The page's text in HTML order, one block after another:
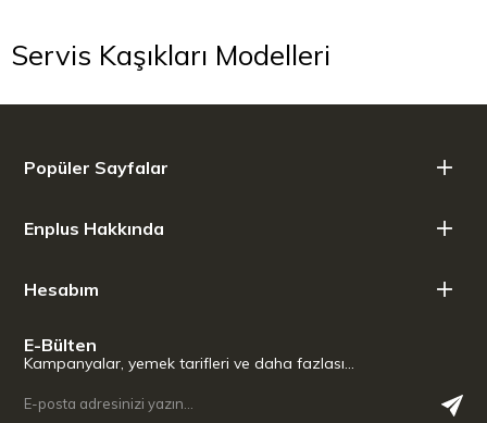
Servis Kaşıkları Modelleri
Popüler Sayfalar
Enplus Hakkında
Hesabım
E-Bülten
Kampanyalar, yemek tarifleri ve daha fazlası…